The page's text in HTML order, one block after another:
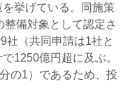
挙げている。同施策
備対象として認定さ
社（共同申請は1社と
1250億円超に及ぶ。
の1）であるため、投